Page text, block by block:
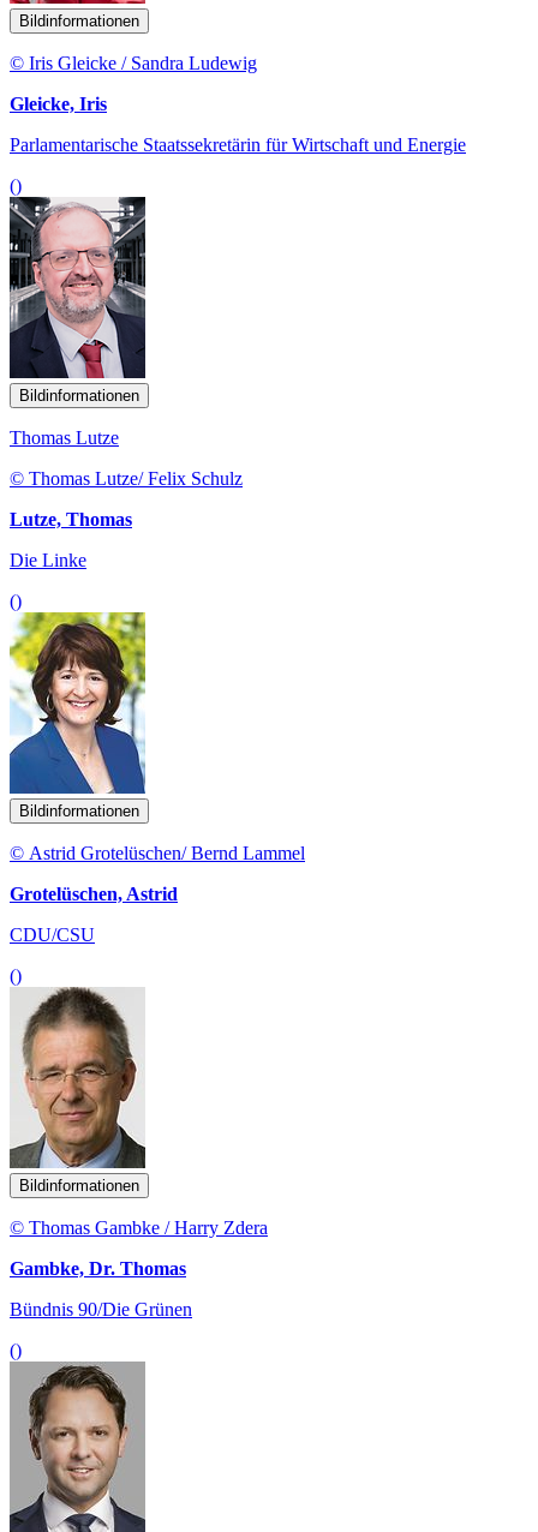
Bildinformationen
© Iris Gleicke / Sandra Ludewig
Gleicke, Iris
Parlamentarische Staatssekretärin für Wirtschaft und Energie
()
Bildinformationen
Thomas Lutze
© Thomas Lutze/ Felix Schulz
Lutze, Thomas
Die Linke
()
Bildinformationen
© Astrid Grotelüschen/ Bernd Lammel
Grotelüschen, Astrid
CDU/CSU
()
Bildinformationen
© Thomas Gambke / Harry Zdera
Gambke, Dr. Thomas
Bündnis 90/Die Grünen
()